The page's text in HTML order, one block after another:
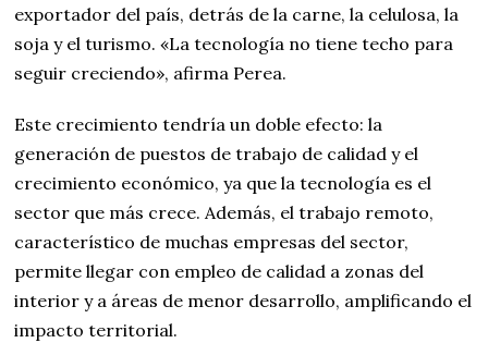
exportador del país, detrás de la carne, la celulosa, la
soja y el turismo. «La tecnología no tiene techo para
seguir creciendo», afirma Perea.
Este crecimiento tendría un doble efecto: la
generación de puestos de trabajo de calidad y el
crecimiento económico, ya que la tecnología es el
sector que más crece.Además, el trabajo remoto,
característico de muchas empresas del sector,
permite llegar con empleo de calidad a zonas del
interior y a áreas de menor desarrollo, amplificando el
impacto territorial.